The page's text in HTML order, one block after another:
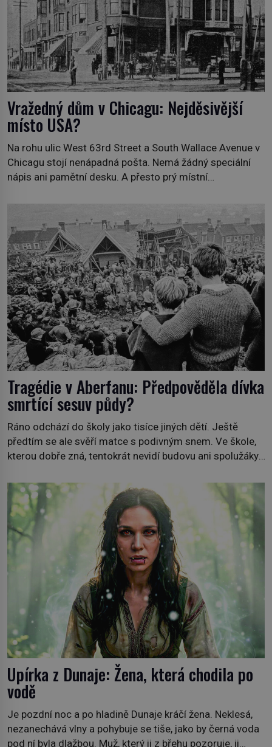
Vražedný dům v Chicagu: Nejděsivější
místo USA?
Na rohu ulic West 63rd Street a South Wallace Avenue v
Chicagu stojí nenápadná pošta. Nemá žádný speciální
nápis ani pamětní desku. A přesto prý místní
sídlil sériový vrah H. H. Holmes a také nejpropracovanější
past na lidi v dějinách americké kriminalistiky. Herman
Webster Mudgett (1861–1896) přijíždí […]
Tragédie v Aberfanu: Předpověděla dívka
smrtící sesuv půdy?
Ráno odchází do školy jako tisíce jiných dětí. Ještě
předtím se ale svěří matce s podivným snem. Ve škole,
kterou dobře zná, tentokrát nevidí budovu ani spolužáky.
později je mrtvá. Mohla devítiletá Zahlédla vlastní
osud? Dne 21. října 1966 se velšská vesnice Aberfan […]
Upírka z Dunaje: Žena, která chodila po
vodě
Je pozdní noc a po hladině Dunaje kráčí žena. Neklesá,
nezanechává vlny a pohybuje se tiše, jako by černá voda
pod ní byla dlažbou. Muž, který ji z břehu pozoruje, ji